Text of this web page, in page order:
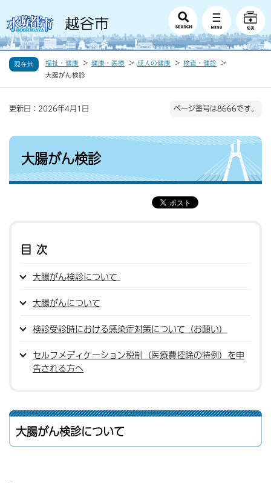
現在地 福祉・健康 健康・医療 成人の健康
検査・健診
大腸がん検診
更新日：2026年4月1日 ページ番号は8666です。
大腸がん検診
目次
大腸がん検診について
大腸がんについて
検診受診時における感染症対策について（お願い）
セルフメディケーション税制（医療費控除の特例）を申
告される方へ
大腸がん検診について